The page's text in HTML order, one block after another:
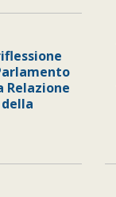
Relazione